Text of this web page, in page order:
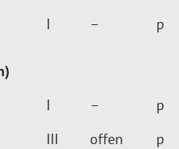
I – p
I –
p
III offen
p